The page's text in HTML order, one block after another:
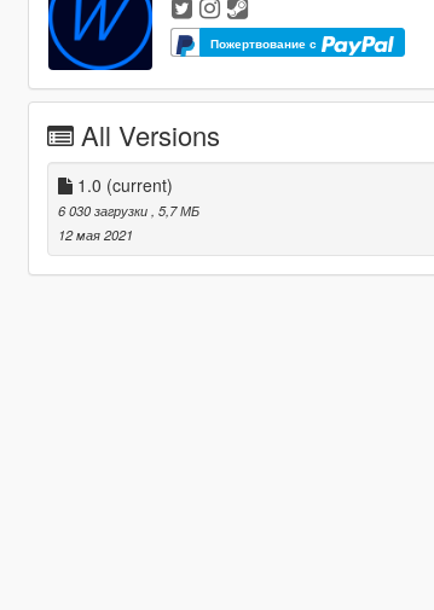
Пожертвование с
All Versions
1.0 (current)
6 030 загрузки , 5,7 МБ
12 мая 2021